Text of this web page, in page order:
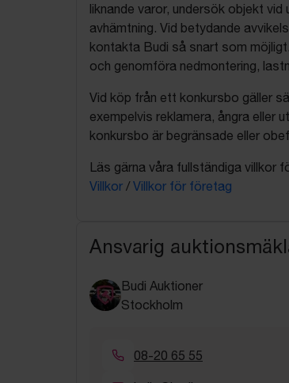
liknande varor, undersök objekt
avhämtning. Vid betydande
kontakta Budi så snart som
och genomföra nedmontering,
Vid köp från ett konkursbo gäller
exempelvis reklamera, ångra eller
konkursbo är begränsade eller
Läs gärna våra fullständiga villkor
Villkor / Villkor för företag
Ansvarig
Budi Auktioner
Stockholm
08-20 65 55